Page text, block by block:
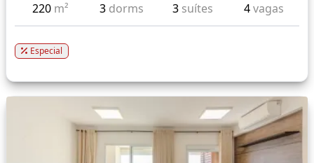
220 m² 3 dorms 3 suítes 4vagas
Especial